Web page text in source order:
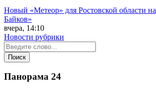
Новый «Метеор» для Ростовской области
Байков»
вчера, 14:10
Новости рубрики
Панорама 24